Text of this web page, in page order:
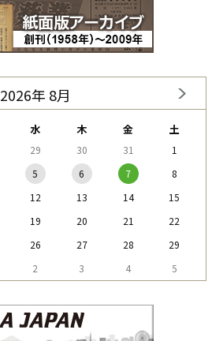
2026年 8月
水 木 金 土
29 30 31
1
5 6 7
8
12 13 14
15
19 20 21
22
26 27 28
29
2 3 4 5